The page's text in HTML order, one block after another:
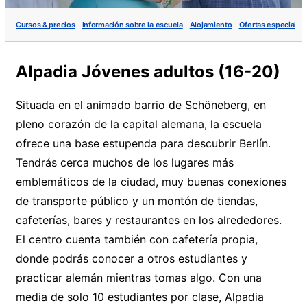
Cursos & precios Información sobre la escuela Alojamiento Ofertas especiales
Alpadia Jóvenes adultos (16-20)
Situada en el animado barrio de Schöneberg, en
pleno corazón de la capital alemana, la escuela
ofrece una base estupenda para descubrir Berlín.
Tendrás cerca muchos de los lugares más
emblemáticos de la ciudad, muy buenas conexiones
de transporte público y un montón de tiendas,
cafeterías, bares y restaurantes en los alrededores.
El centro cuenta también con cafetería propia,
donde podrás conocer a otros estudiantes y
practicar alemán mientras tomas algo. Con una
media de solo 10 estudiantes por clase, Alpadia